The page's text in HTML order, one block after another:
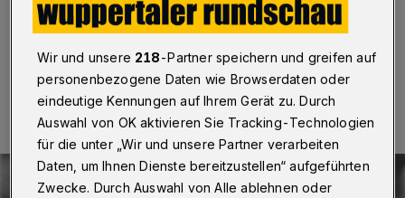
20.10.2022 , 13:30 Uhr 2 Minuten Lesezeit
Wir und unsere 218-Partner speichern und greifen auf
personenbezogene Daten wie Browserdaten oder
eindeutige Kennungen auf Ihrem Gerät zu. Durch
Auswahl von OK aktivieren Sie Tracking-Technologien
für die unter „Wir und unsere Partner verarbeiten
Daten, um Ihnen Dienste bereitzustellen“ aufgeführten
Zwecke. Durch Auswahl von Alle ablehnen oder